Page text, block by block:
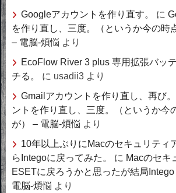
Googleアカウントを作り直す。
に
を作り直し、三度。（というか今の時
– 電脳-煩悩 より
EcoFlow River 3 plus 専用拡張バッ
チる。
に usadii3 より
Gmailアカウントを作り直し、再び。
ントを作り直し、三度。（というか今
が） – 電脳-煩悩 より
10年以上ぶりにMacのセキュリティ
らIntegoに戻ってみた。
に Macのセキ
ESETに戻ろうかと思ったが結局
電脳-煩悩 より